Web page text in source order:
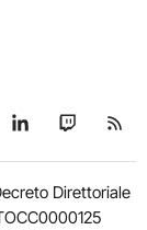
su TikTok
Seguici su
Seguici
Direttoriale